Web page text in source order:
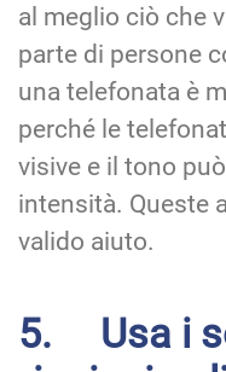
al meglio ciò che
parte di persone
una telefonata è
perché le
visive e il tono
intensità. Queste
valido aiuto.
5. Usa i